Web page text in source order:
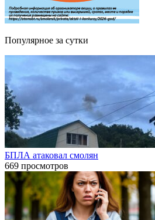
Популярное за сутки
БПЛА атаковал смолян
669 просмотров